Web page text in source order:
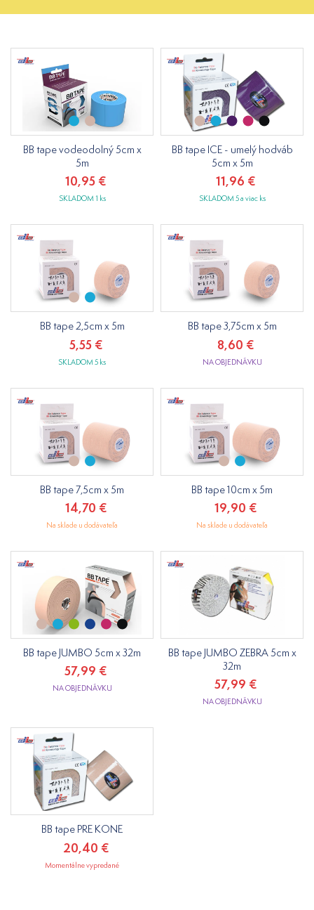
BB tape vodeodolný 5cm x
5m
10,95 €
SKLADOM 1 ks
BB tape ICE - umelý hodváb
5cm x 5m
11,96 €
SKLADOM 5 a viac ks
BB tape 2,5cm x 5m
5,55 €
SKLADOM 5 ks
BB tape 3,75cm x 5m
8,60 €
NA OBJEDNÁVKU
BB tape 7,5cm x 5m
14,70 €
Na sklade u dodávateľa
BB tape 10cm x 5m
19,90 €
Na sklade u dodávateľa
BB tape JUMBO 5cm x 32m
57,99 €
NA OBJEDNÁVKU
BB tape JUMBO ZEBRA 5cm x
32m
57,99 €
NA OBJEDNÁVKU
BB tape PRE KONE
20,40 €
Momentálne vypredané